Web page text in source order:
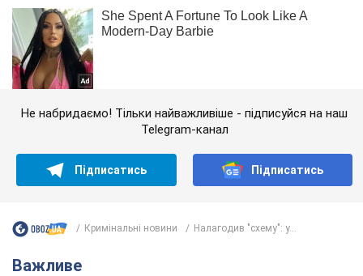
Не набридаємо! Тільки найважливіше - підписуйся на наш
Telegram-канал
Підписатись Підписатись
Кримінальні новини Налагодив "схему": у...
Важливе